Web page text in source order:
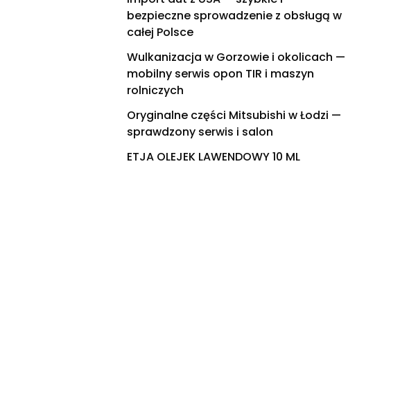
bezpieczne sprowadzenie z obsługą w
całej Polsce
Wulkanizacja w Gorzowie i okolicach —
mobilny serwis opon TIR i maszyn
rolniczych
Oryginalne części Mitsubishi w Łodzi —
sprawdzony serwis i salon
ETJA OLEJEK LAWENDOWY 10 ML